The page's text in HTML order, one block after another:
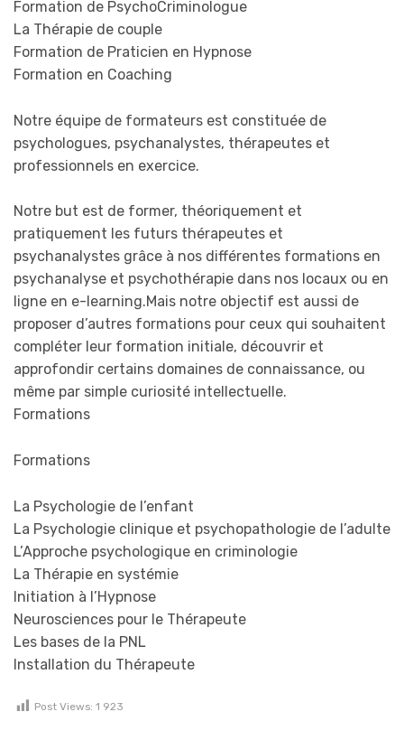
Formation de PsychoCriminologue
La Thérapie de couple
Formation de Praticien en Hypnose
Formation en Coaching
Notre équipe de formateurs est constituée de
psychologues, psychanalystes, thérapeutes et
professionnels en exercice.
Notre but est de former, théoriquement et
pratiquement les futurs thérapeutes et
psychanalystes grâce à nos différentes formations en
psychanalyse et psychothérapie dans nos locaux ou en
ligne en e-learning.Mais notre objectif est aussi de
proposer d’autres formations pour ceux qui souhaitent
compléter leur formation initiale, découvrir et
approfondir certains domaines de connaissance, ou
même par simple curiosité intellectuelle.
Formations
Formations
La Psychologie de l’enfant
La Psychologie clinique et psychopathologie de l’adulte
L’Approche psychologique en criminologie
La Thérapie en systémie
Initiation à l’Hypnose
Neurosciences pour le Thérapeute
Les bases de la PNL
Installation du Thérapeute
Post Views: 1 923